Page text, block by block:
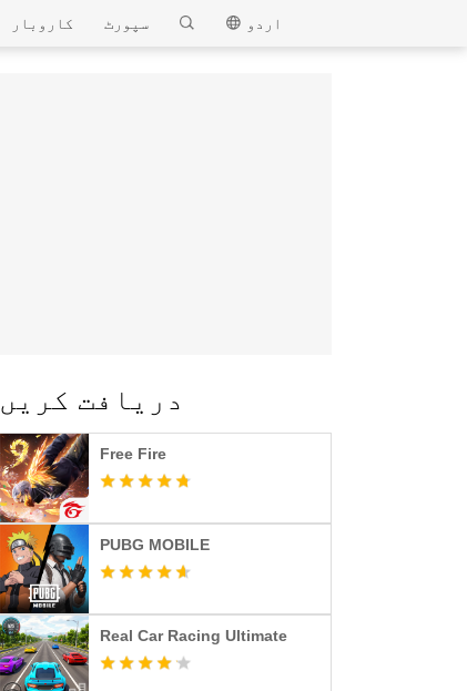
MEmu
اردو سپورٹ کاروبار
دریافت کریں
Free Fire
PUBG MOBILE
Real Car Racing Ultimate